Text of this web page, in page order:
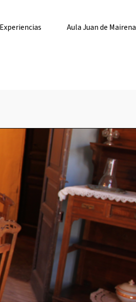
Experiencias Aula Juan de Mairena